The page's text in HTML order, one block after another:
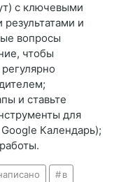
с ключевыми
и
вопросы
чтобы
и ставьте
для
Календарь);
в